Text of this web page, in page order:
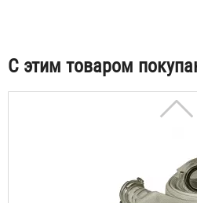
С этим товаром
Рукав РПМ (В) 100-1,2, тип
мм с ГРВ-